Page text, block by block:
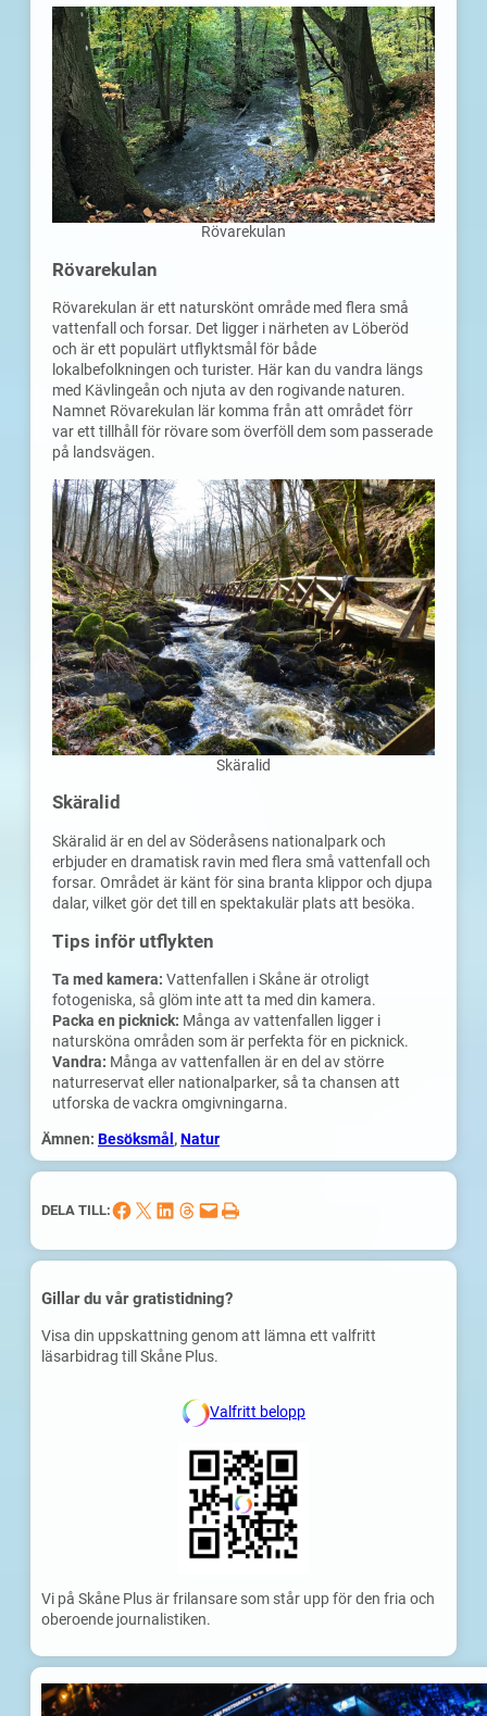
Rövarekulan
Rövarekulan
Rövarekulan är ett naturskönt område med flera små
vattenfall och forsar. Det ligger i närheten av Löberöd
och är ett populärt utflyktsmål för både
lokalbefolkningen och turister. Här kan du vandra längs
med Kävlingeån och njuta av den rogivande naturen.
Namnet Rövarekulan lär komma från att området förr
var ett tillhåll för rövare som överföll dem som passerade
på landsvägen.
Skäralid
Skäralid
Skäralid är en del av Söderåsens nationalpark och
erbjuder en dramatisk ravin med flera små vattenfall och
forsar. Området är känt för sina branta klippor och djupa
dalar, vilket gör det till en spektakulär plats att besöka.
Tips inför utflykten
Ta med kamera: Vattenfallen i Skåne är otroligt
fotogeniska, så glöm inte att ta med din kamera.
Packa en picknick: Många av vattenfallen ligger i
natursköna områden som är perfekta för en picknick.
Vandra: Många av vattenfallen är en del av större
naturreservat eller nationalparker, så ta chansen att
utforska de vackra omgivningarna.
Ämnen: Besöksmål , Natur
DELA TILL:Dela på Facebook Dela på X Dela på LinkedIn Dela på Threads Skicka denna sida med e-post Skriv ut denna sida
Gillar du vår gratistidning?
Visa din uppskattning genom att lämna ett valfritt
läsarbidrag till Skåne Plus.
Valfritt belopp
Vi på Skåne Plus är frilansare som står upp för den fria och
oberoende journalistiken.